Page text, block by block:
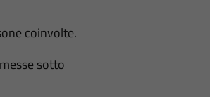
coinvolte.
sotto